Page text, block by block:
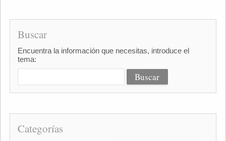
Buscar
Encuentra la información que necesitas, introduce el
tema:
Categorías